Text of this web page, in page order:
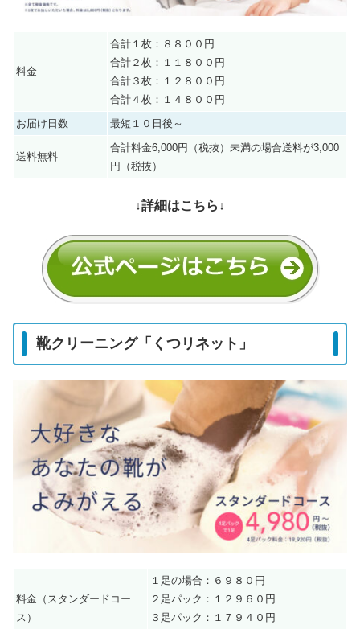
料金
合計１枚：８８００円
合計２枚：１１８００円
合計３枚：１２８００円
合計４枚：１４８００円
お届け日数
最短１０日後～
送料無料
合計料金6,000円（税抜）未満の場合送料が3,000
円（税抜）
↓詳細はこちら↓
靴クリーニング「くつリネット」
料金（スタンダードコー
ス）
１足の場合：６９８０円
２足パック：１２９６０円
３足パック：１７９４０円